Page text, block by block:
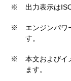
※ 出力表示は
※
エンジンパワ
す。
※
本文およびイ
ます。